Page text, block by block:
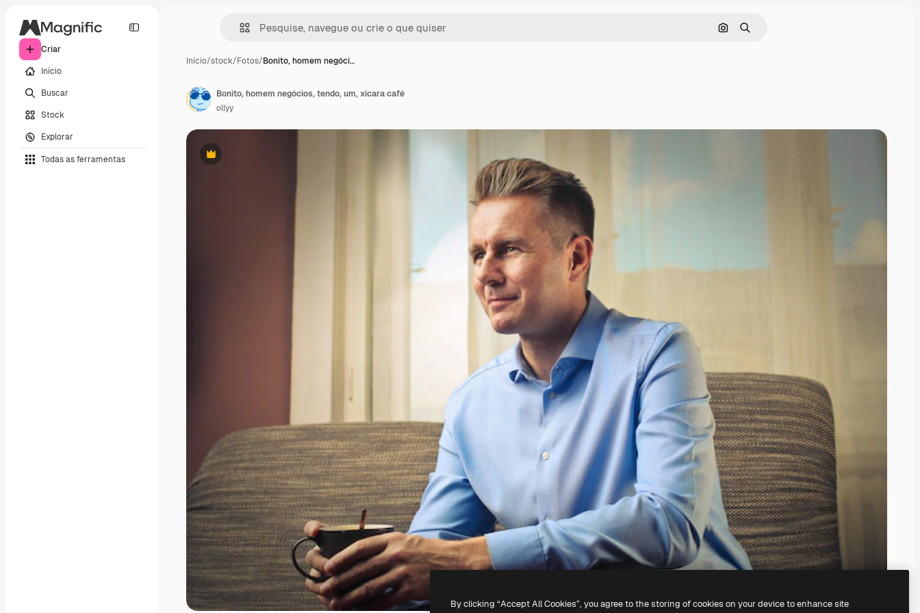
Criar
Início
Buscar
Stock
Explorar
Todas as ferramentas
Pesquisar por imagem
Buscar
Início/stock/Fotos/Bonito, homem negóci…
Premium
Bonito, homem negócios, tendo, um, xícara café
ollyy
By clicking “Accept All Cookies”, you agree to the storing of cookies on your device to enhance site